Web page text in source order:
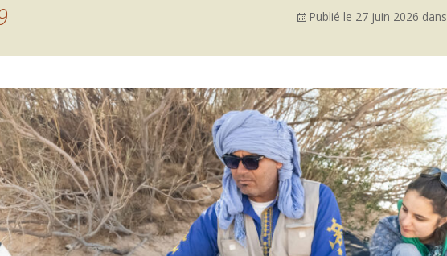
Publié le 27 juin 2026 dans